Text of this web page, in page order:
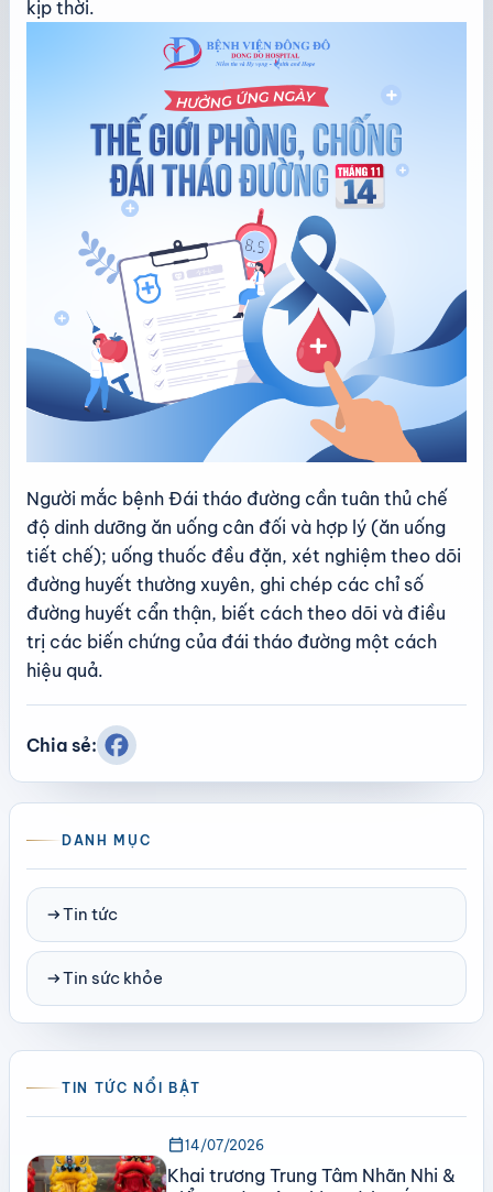
kịp thời.
Người mắc bệnh Đái tháo đường cần tuân thủ chế
độ dinh dưỡng ăn uống cân đối và hợp lý (ăn uống
tiết chế); uống thuốc đều đặn, xét nghiệm theo dõi
đường huyết thường xuyên, ghi chép các chỉ số
đường huyết cẩn thận, biết cách theo dõi và điều
trị các biến chứng của đái tháo đường một cách
hiệu quả.
Chia sẻ:
DANH MỤC
arrow_right_altTin tức
arrow_right_altTin sức khỏe
TIN TỨC NỔI BẬT
calendar_today14/07/2026
Khai trương Trung Tâm Nhãn Nhi &